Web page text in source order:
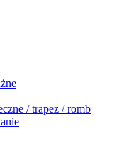
/ trapez / romb